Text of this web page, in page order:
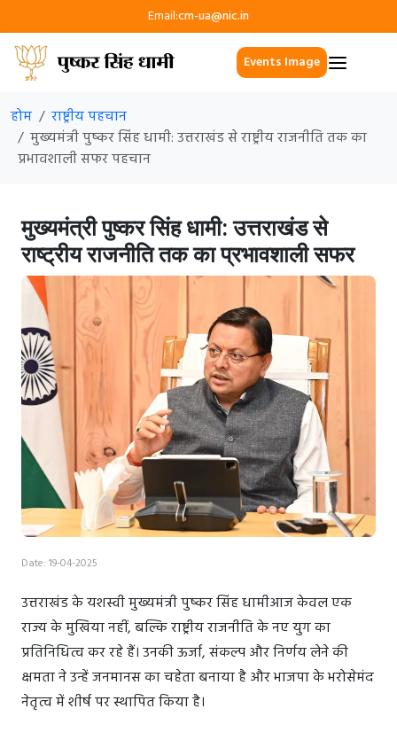
Email:cm-ua@nic.in
Events Image
होम
राष्ट्रीय पहचान
मुख्यमंत्री पुष्कर सिंह धामी: उत्तराखंड से राष्ट्रीय राजनीति तक का
प्रभावशाली सफर पहचान
मुख्यमंत्री पुष्कर सिंह धामी: उत्तराखंड से
राष्ट्रीय राजनीति तक का प्रभावशाली सफर
Date: 19-04-2025
उत्तराखंड के यशस्वी मुख्यमंत्री पुष्कर सिंह धामीआज केवल एक
राज्य के मुखिया नहीं, बल्कि राष्ट्रीय राजनीति के नए युग का
प्रतिनिधित्व कर रहे हैं। उनकी ऊर्जा, संकल्प और निर्णय लेने की
क्षमता ने उन्हें जनमानस का चहेता बनाया है और भाजपा के भरोसेमंद
नेतृत्व में शीर्ष पर स्थापित किया है।